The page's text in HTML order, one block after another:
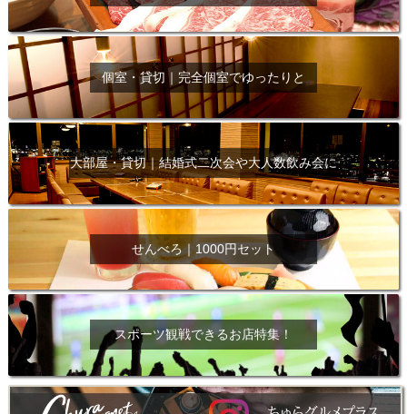
個室・貸切｜完全個室でゆったりと
大部屋・貸切｜結婚式二次会や大人数飲み会に
せんべろ｜1000円セット
スポーツ観戦できるお店特集！